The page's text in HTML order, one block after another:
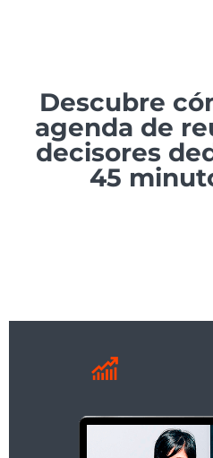
Descubre
agenda de
decisores
45